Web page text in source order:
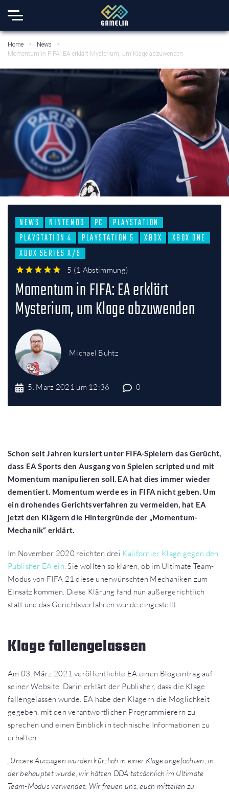
Home
News
Momentum in FIFA: EA erklärt Mysterium, um Klage abzuwenden
NEWS NINTENDO PC
PLAYSTATION
PLAYSTATION 4
PLAYSTATION 5 XBOX
XBOX ONE
XBOX SERIES X/S
5 (1 Abstimmung)
Momentum in FIFA: EA erklärt
Mysterium, um Klage abzuwenden
Michael Buhtz
5. März 2021 um 12:36 0
Schon seit Jahren kursiert unter FIFA-Spielern das Gerücht,
dass EA Sports den Ausgang von Spielen scripted und mit
Momentum manipulieren soll. EA hat dies immer wieder
dementiert. Momentum werde es in FIFA nicht geben. Um
ein drohendes Gerichtsverfahren zu vermeiden, hat EA
jetzt den Klägern die Hintergründe der „Momentum-
Mechanik“ erklärt.
Im November 2020 reichten drei Kalifornier Klage gegen den
Publisher EA ein. Sie wollten so klären, ob im Ultimate Team-
Modus von FIFA 21 diese unerwünschten Mechaniken zum
Einsatz kommen. Diese Klärung fand nun außergerichtlich
statt und das Gerichtsverfahren wurde eingestellt.
Klage fallengelassen
Am 03. März 2021 veröffentlichte EA einen Blogeintrag auf
seiner Website. Darin erklärt der Publisher, dass die Klage
fallengelassen wurde. EA habe den Klägern die Möglichkeit
gegeben, mit den verantwortlichen Programmierern zu
sprechen und einen Einblick in technische Informationen zu
erhalten.
„Unsere Aussagen wurden kürzlich in einer Klage angefochten, in
der behauptet wurde, wir hätten DDA tatsächlich im Ultimate
Team-Modus verwendet. Wir freuen uns, euch mitteilen zu